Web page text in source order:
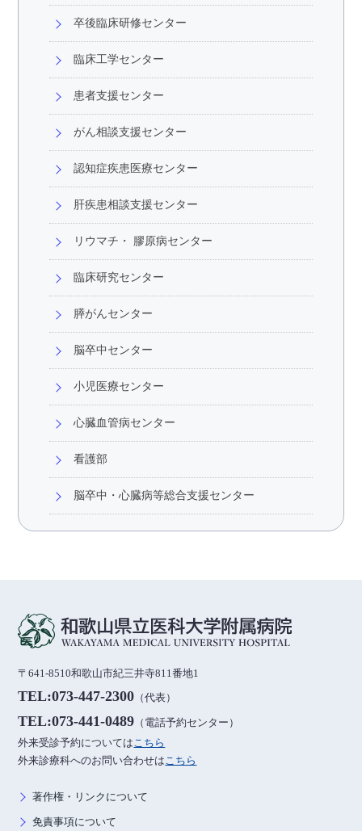
卒後臨床研修センター
臨床工学センター
患者支援センター
がん相談支援センター
認知症疾患医療センター
肝疾患相談支援センター
リウマチ・ 膠原病センター
臨床研究センター
膵がんセンター
脳卒中センター
小児医療センター
心臓血管病センター
看護部
脳卒中・心臓病等総合支援センター
〒641-8510和歌山市紀三井寺811番地1
TEL:073-447-2300 （代表）
TEL:073-441-0489 （電話予約センター）
外来受診予約についてはこちら
外来診療科へのお問い合わせはこちら
著作権・リンクについて
免責事項について